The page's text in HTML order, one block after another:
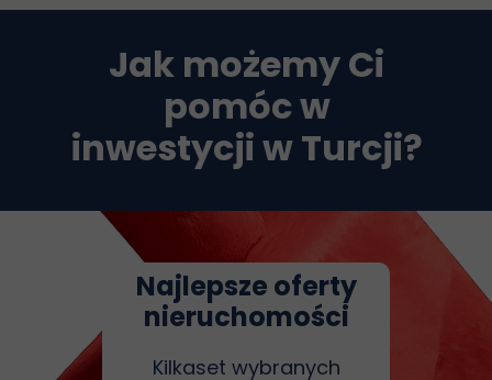
Najlepsze oferty
nieruchomości
Kilkaset wybranych
Jak możemy Ci
pomóc w
inwestycji w Turcji?